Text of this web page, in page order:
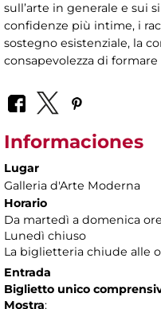
sull’arte in generale e sui
confidenze più intime, i
sostegno esistenziale, la
consapevolezza di
Informaciones
Lugar
Galleria d'Arte Moderna
Horario
Da martedì a domenica ore
Lunedì chiuso
La biglietteria chiude alle
Entrada
Biglietto unico
Mostra: